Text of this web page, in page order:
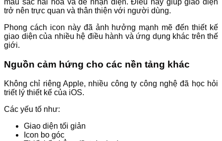
màu sắc hài hòa và dễ nhận diện. Điều này giúp giao diện
trở nên trực quan và thân thiện với người dùng.
Phong cách icon này đã ảnh hưởng mạnh mẽ đến thiết kế
giao diện của nhiều hệ điều hành và ứng dụng khác trên thế
giới.
Nguồn cảm hứng cho các nền tảng khác
Không chỉ riêng Apple, nhiều công ty công nghệ đã học hỏi
triết lý thiết kế của iOS.
Các yếu tố như:
Giao diện tối giản
Icon bo góc